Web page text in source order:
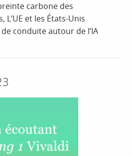
carbone des
L’UE et les États-Unis
conduite autour de l’IA